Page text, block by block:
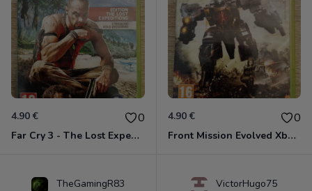
4.90 € 0
Far Cry 3 - The Lost Expeditions - Edition Spéciale Xbox 360
4.90 € 0
Front Mission Evolved Xbox 360
TheGamingR83 VictorHugo75